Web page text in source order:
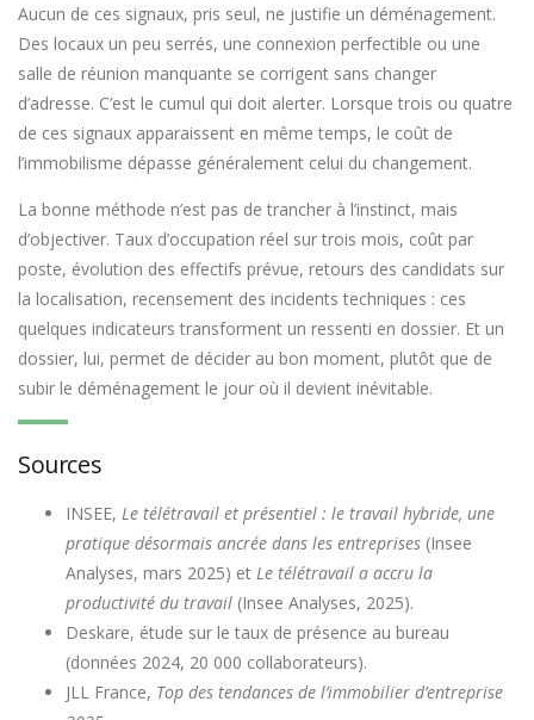
Aucun de ces signaux, pris seul, ne justifie un déménagement.
Des locaux un peu serrés, une connexion perfectible ou une
salle de réunion manquante se corrigent sans changer
d’adresse. C’est le cumul qui doit alerter. Lorsque trois ou quatre
de ces signaux apparaissent en même temps, le coût de
l’immobilisme dépasse généralement celui du changement.
La bonne méthode n’est pas de trancher à l’instinct, mais
d’objectiver. Taux d’occupation réel sur trois mois, coût par
poste, évolution des effectifs prévue, retours des candidats sur
la localisation, recensement des incidents techniques : ces
quelques indicateurs transforment un ressenti en dossier. Et un
dossier, lui, permet de décider au bon moment, plutôt que de
subir le déménagement le jour où il devient inévitable.
Sources
INSEE, Le télétravail et présentiel : le travail hybride, une
pratique désormais ancrée dans les entreprises (Insee
Analyses, mars 2025) et Le télétravail a accru la
productivité du travail (Insee Analyses, 2025).
Deskare, étude sur le taux de présence au bureau
(données 2024, 20 000 collaborateurs).
JLL France, Top des tendances de l’immobilier d’entreprise